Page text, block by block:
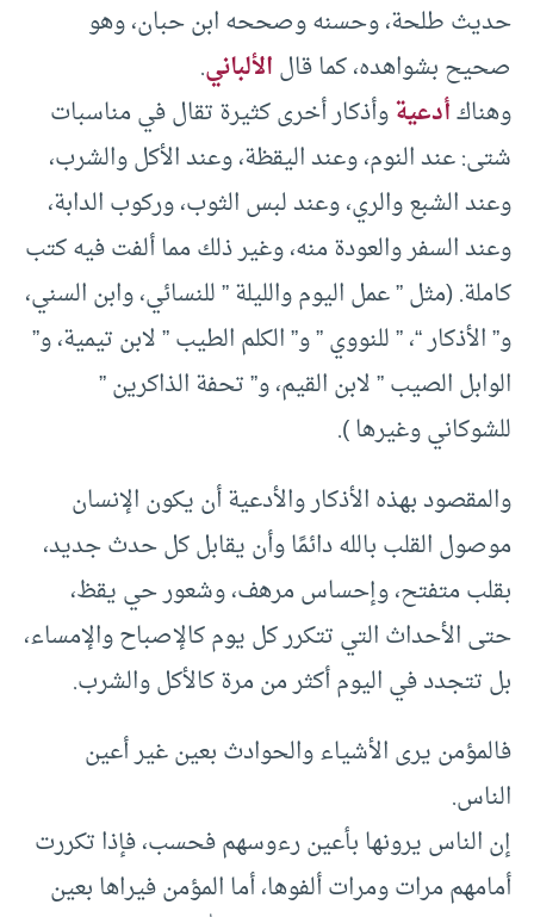
حديث طلحة، وحسنه وصححه ابن حبان، وهو
صحيح بشواهده، كما قالالألباني.
وهناكأدعيةوأذكار أخرى كثيرة تقال في مناسبات
شتى: عند النوم، وعند اليقظة، وعند الأكل والشرب،
وعند الشبع والري، وعند لبس الثوب، وركوب الدابة،
وعند السفر والعودة منه، وغير ذلك مما ألفت فيه كتب
كاملة. (مثل ” عمل اليوم والليلة ” للنسائي، وابن السني،
و” الأذكار “، ” للنووي ” و” الكلم الطيب ” لابن تيمية، و”
الوابل الصيب ” لابن القيم، و” تحفة الذاكرين ”
للشوكاني وغيرها ).
والمقصود بهذه الأذكار والأدعية أن يكون الإنسان
موصول القلب بالله دائمًا وأن يقابل كل حدث جديد،
بقلب متفتح، وإحساس مرهف، وشعور حي يقظ،
حتى الأحداث التي تتكرر كل يوم كالإصباح والإمساء،
بل تتجدد في اليوم أكثر من مرة كالأكل والشرب.
فالمؤمن يرى الأشياء والحوادث بعين غير أعين
الناس.
إن الناس يرونها بأعين رءوسهم فحسب، فإذا تكررت
أمامهم مرات ومرات ألفوها، أما المؤمن فيراها بعين